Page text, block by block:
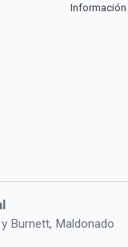
Información
Burnett, Maldonado